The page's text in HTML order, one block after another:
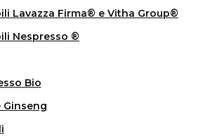
Lavazza Firma® e Vitha Group®
Nespresso ®
Bio
Ginseng